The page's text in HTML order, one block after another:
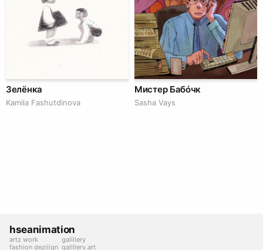
Зелёнка
Kamila Fashutdinova
Мистер Бабóчк
Sasha Vays
hseanimation
artz work
fashion deziiign
gallllery
gallllery.art